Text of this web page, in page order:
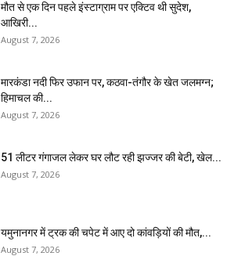
मौत से एक दिन पहले इंस्टाग्राम पर एक्टिव थी सुदेश,
आखिरी...
August 7, 2026
मारकंडा नदी फिर उफान पर, कठवा-तंगौर के खेत जलमग्न;
हिमाचल की...
August 7, 2026
51 लीटर गंगाजल लेकर घर लौट रही झज्जर की बेटी, खेल...
August 7, 2026
यमुनानगर में ट्रक की चपेट में आए दो कांवड़ियों की मौत,...
August 7, 2026